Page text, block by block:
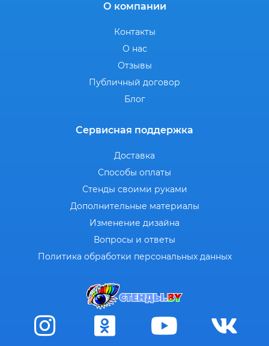
О компании
Контакты
О нас
Отзывы
Публичный договор
Блог
Сервисная поддержка
Доставка
Способы оплаты
Стенды своими руками
Дополнительные материалы
Изменение дизайна
Вопросы и ответы
Политика обработки персональных данных